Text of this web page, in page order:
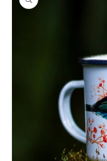
información